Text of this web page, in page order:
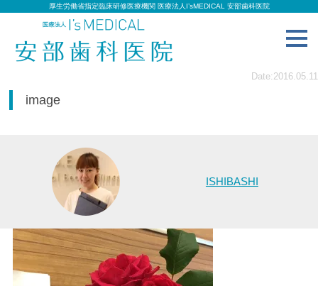
厚生労働省指定臨床研修医療機関 医療法人I’sMEDICAL 安部歯科医院
Date:2016.05.11
image
ISHIBASHI